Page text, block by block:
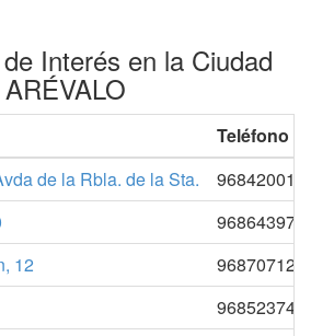
Interés en la Ciudad
ARÉVALO
Teléfono 1
de la Rbla. de la Sta.
968420013
968643977
12
968707120
968523745